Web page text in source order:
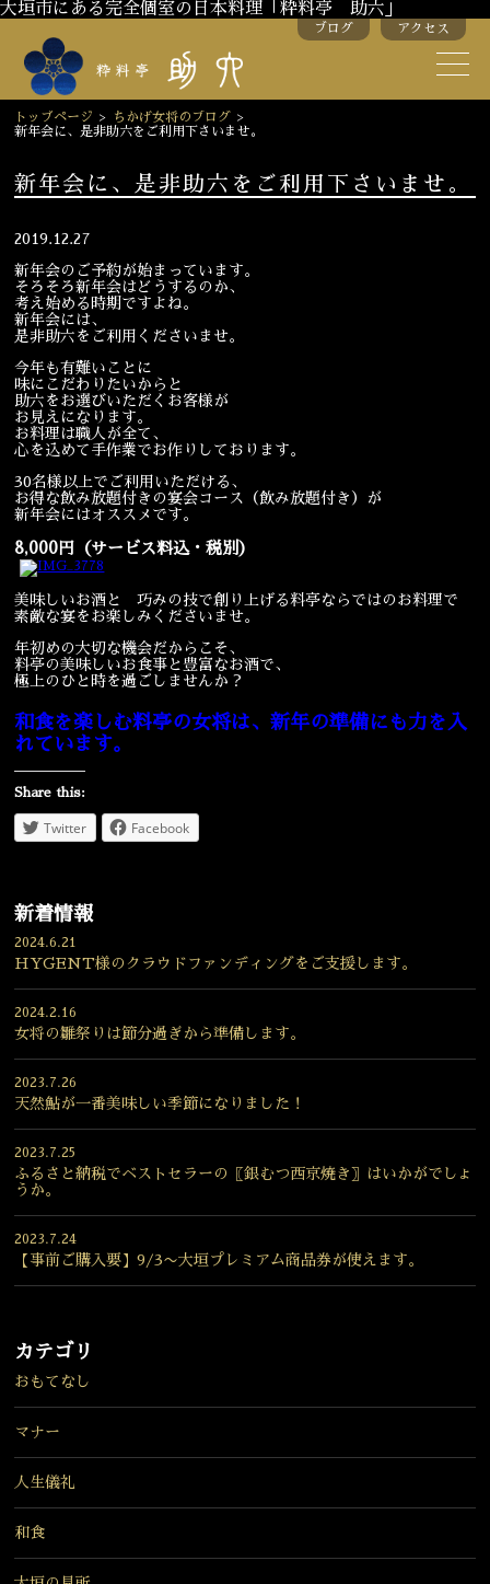
大垣市にある完全個室の日本料理「粋料亭 助六」
ブログ アクセス
トップページ > ちかげ女将のブログ >
新年会に、是非助六をご利用下さいませ。
新年会に、是非助六をご利用下さいませ。
2019.12.27
新年会のご予約が始まっています。
そろそろ新年会はどうするのか、
考え始める時期ですよね。
新年会には、
是非助六をご利用くださいませ。
今年も有難いことに
味にこだわりたいからと
助六をお選びいただくお客様が
お見えになります。
お料理は職人が全て、
心を込めて手作業でお作りしております。
30名様以上でご利用いただける、
お得な飲み放題付きの宴会コース（飲み放題付き）が
新年会にはオススメです。
8,000円（サービス料込・税別）
美味しいお酒と 巧みの技で創り上げる料亭ならではのお料理で
素敵な宴をお楽しみくださいませ。
年初めの大切な機会だからこそ、
料亭の美味しいお食事と豊富なお酒で、
極上のひと時を過ごしませんか？
和食を楽しむ料亭の女将は、新年の準備にも力を入
れています。
Share this:
Twitter Facebook
新着情報
2024.6.21
HYGENT様のクラウドファンディングをご支援します。
2024.2.16
女将の雛祭りは節分過ぎから準備します。
2023.7.26
天然鮎が一番美味しい季節になりました！
2023.7.25
ふるさと納税でベストセラーの〖銀むつ西京焼き〗はいかがでしょ
うか。
2023.7.24
【事前ご購入要】9/3〜大垣プレミアム商品券が使えます。
カテゴリ
おもてなし
マナー
人生儀礼
和食
スタッフ紹介
お部屋のご紹介
結婚式・披露宴
ご接待 法要
慶事 お顔合わせ
宴会